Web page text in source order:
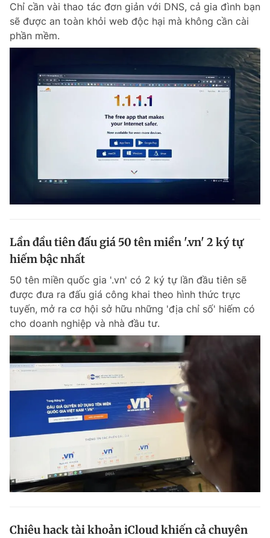
Chuyên mục khác
Tin thị trường Tin 360
Magazine
Thông tin tòa soạn Liên hệ quảng cáo
Đọc Thanh Niên trên điện thoại
Theo dõi báo trên
Hotline Liên hệ quảng cáo
0908 780 404
Đặt báo Quảng cáo Tòa soạn Chính sách bảo
Phó tổng biên tập: Lâm Hiếu Dũng
Phó tổng biên tập: Trần Việt Hưng
Tin đã lưu
Tin đã xem
Đăng xuất
Chỉ cần vài thao tác đơn giản với DNS, cả gia đình bạn
sẽ được an toàn khỏi web độc hại mà không cần cài
phần mềm.
Lần đầu tiên đấu giá 50 tên miền '.vn' 2 ký tự
hiếm bậc nhất
50 tên miền quốc gia '.vn' có 2 ký tự lần đầu tiên sẽ
được đưa ra đấu giá công khai theo hình thức trực
tuyến, mở ra cơ hội sở hữu những 'địa chỉ số' hiếm có
cho doanh nghiệp và nhà đầu tư.
Chiêu hack tài khoản iCloud khiến cả chuyên